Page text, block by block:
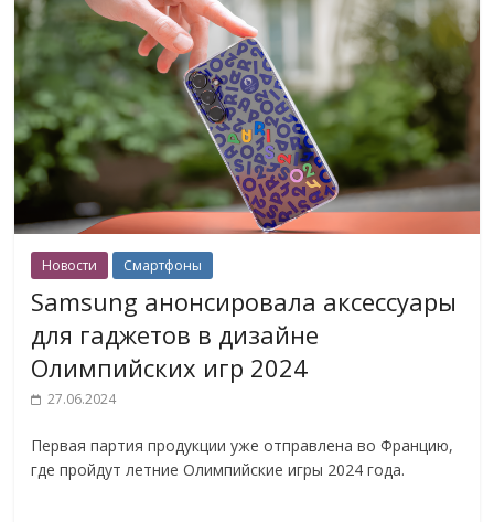
Новости Смартфоны
Samsung анонсировала аксессуары
для гаджетов в дизайне
Олимпийских игр 2024
27.06.2024
Первая партия продукции уже отправлена ​​во Францию,
где пройдут летние Олимпийские игры 2024 года.